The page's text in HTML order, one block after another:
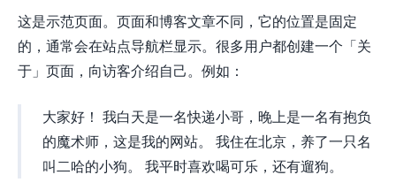
这是示范页面。页面和博客文章不同，它的位置是固定
的，通常会在站点导航栏显示。很多用户都创建一个「关
于」页面，向访客介绍自己。例如：
大家好！ 我白天是一名快递小哥，晚上是一名有抱负
的魔术师，这是我的网站。 我住在北京，养了一只名
叫二哈的小狗。 我平时喜欢喝可乐，还有遛狗。